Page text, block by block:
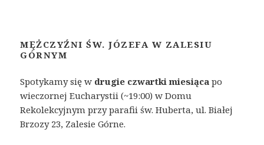
MĘŻCZYŹNI ŚW. JÓZEFA W ZALESIU
GÓRNYM
Spotykamy się w drugie czwartki miesiąca po
wieczornej Eucharystii (~19:00) w Domu
Rekolekcyjnym przy parafii św. Huberta, ul. Białej
Brzozy 23, Zalesie Górne.